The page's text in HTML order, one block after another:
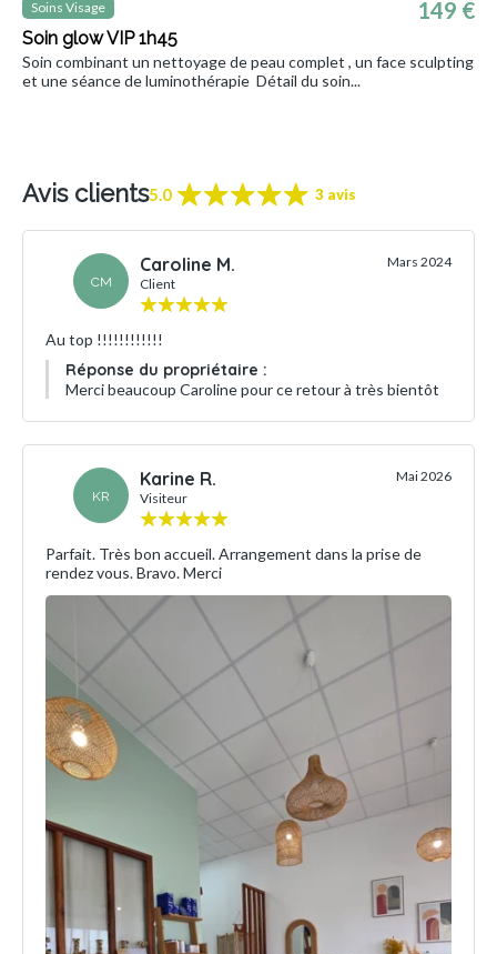
Soins Visage
Soin glow VIP 1h45
149 €
Soin combinant un nettoyage de peau complet , un face sculpting
et une séance de luminothérapie Détail du soin...
Avis clients5.0 3 avis
CM
Caroline M.
Client
Mars 2024
Au top !!!!!!!!!!!!
Réponse du propriétaire :
Merci beaucoup Caroline pour ce retour à très bientôt
KR
Karine R.
Visiteur
Mai 2026
Parfait. Très bon accueil. Arrangement dans la prise de
rendez vous. Bravo. Merci